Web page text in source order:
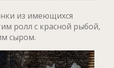
из имеющихся
ролл с красной рыбой,
сыром.